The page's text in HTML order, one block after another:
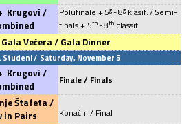
Krugovi /
Polufinale +5g-8g klasif./Semi-
finals + 5th-8th classif
Gala Večera / Gala Dinner
Studeni / Saturday, November 5
Krugovi /
Finale / Finals
Štafeta /
in Pairs
Konačni / Final